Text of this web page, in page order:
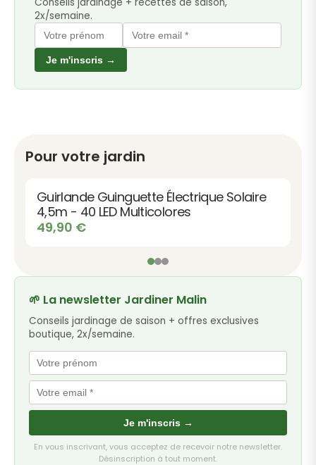
2x/semaine.
Je m'inscris →
Pour votre jardin
Guirlande Guinguette Électrique Solaire
4,5m - 40 LED Multicolores
49,90 €
🌱 La newsletter Jardiner Malin
Conseils jardinage de saison + offres exclusives
boutique, 2x/semaine.
Je m'inscris →
En vous inscrivant, vous acceptez de recevoir notre newsletter.
Désinscription à tout moment.